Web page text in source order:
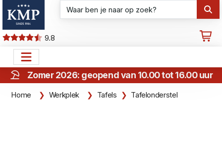
9.8
Zomer 2026: geopend van 10.00 tot 16.00 uur
Home Werkplek Tafels Tafelonderstel